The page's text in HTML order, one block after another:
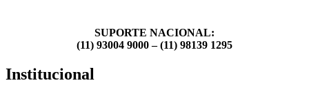
SUPORTE NACIONAL:
(11) 93004 9000 – (11) 98139 1295
Institucional